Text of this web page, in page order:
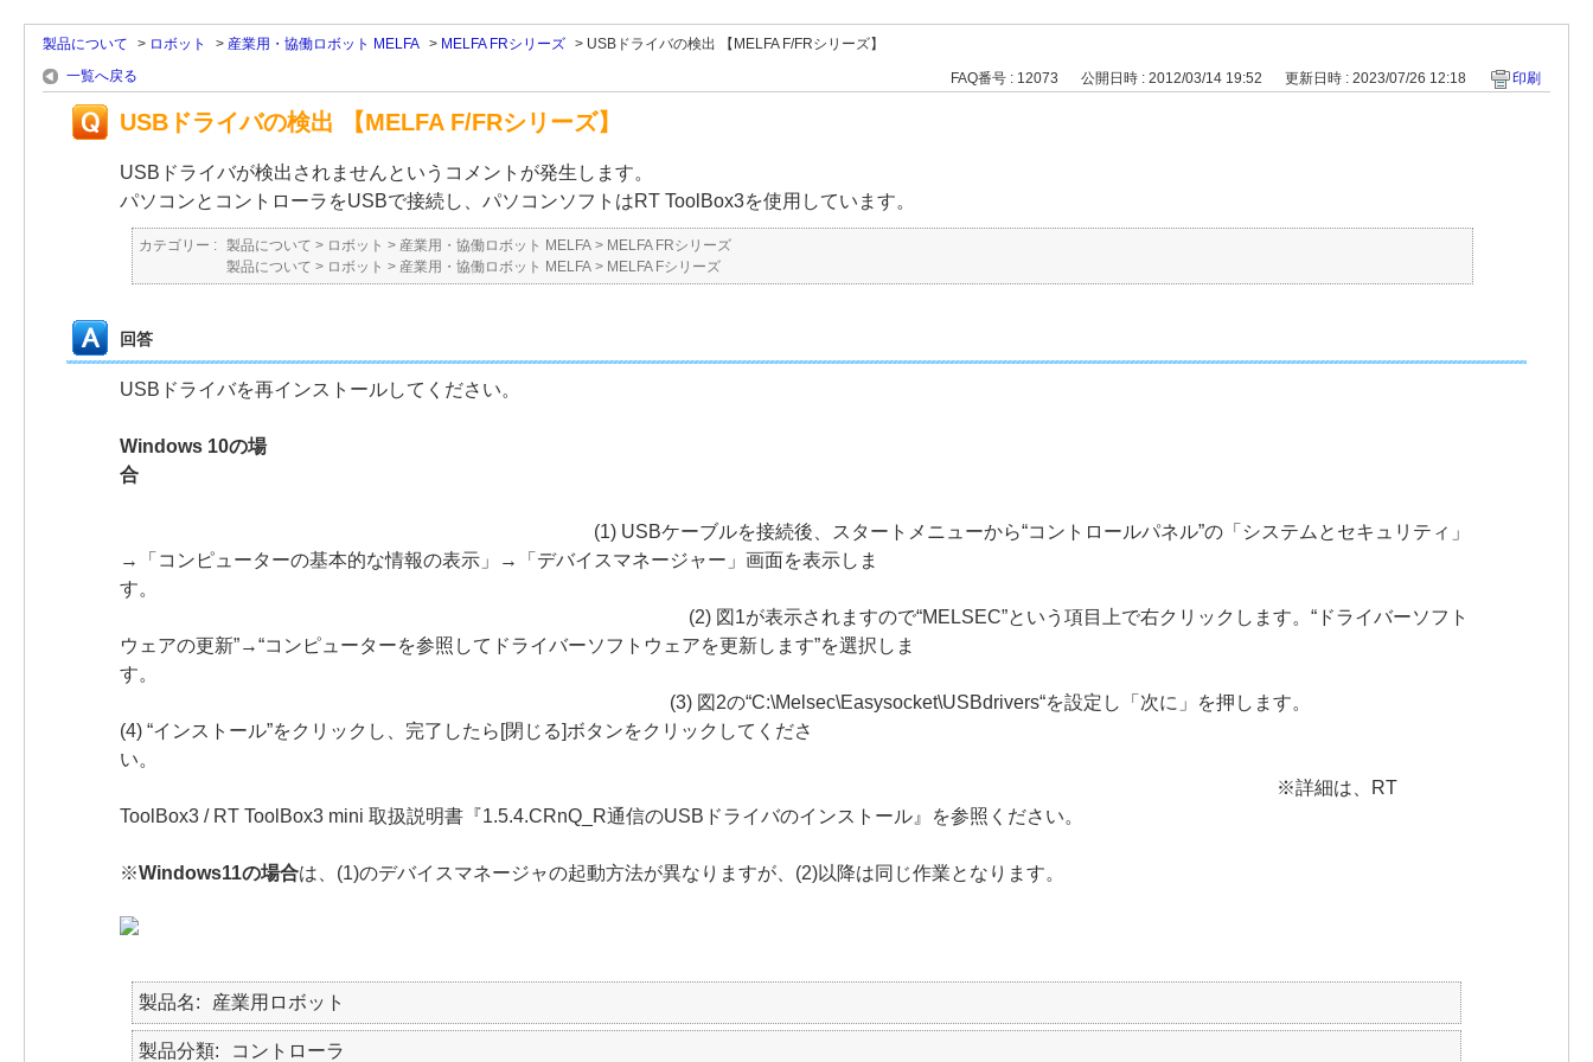
製品について > ロボット > 産業用・協働ロボット MELFA > MELFA FRシリーズ > USBドライバの検出 【MELFA F/FRシリーズ】
一覧へ戻る
FAQ番号 : 12073 公開日時 : 2012/03/14 19:52 更新日時 : 2023/07/26 12:18 印刷
USBドライバの検出 【MELFA F/FRシリーズ】
USBドライバが検出されませんというコメントが発生します。
パソコンとコントローラをUSBで接続し、パソコンソフトはRT ToolBox3を使用しています。
カテゴリー : 製品について > ロボット > 産業用・協働ロボット MELFA > MELFA FRシリーズ
製品について > ロボット > 産業用・協働ロボット MELFA > MELFA Fシリーズ
回答
USBドライバを再インストールしてください。
Windows 10の場
合
(1) USBケーブルを接続後、スタートメニューから“コントロールパネル”の「システムとセキュリティ」
→「コンピューターの基本的な情報の表示」→「デバイスマネージャー」画面を表示しま
す。
(2) 図1が表示されますので“MELSEC”という項目上で右クリックします。“ドライバーソフト
ウェアの更新”→“コンピューターを参照してドライバーソフトウェアを更新します”を選択しま
す。
(3) 図2の“C:\Melsec\Easysocket\USBdrivers“を設定し「次に」を押します。
(4) “インストール”をクリックし、完了したら[閉じる]ボタンをクリックしてくださ
い。
※詳細は、RT
ToolBox3 / RT ToolBox3 mini 取扱説明書『1.5.4.CRnQ_R通信のUSBドライバのインストール』を参照ください。
※Windows11の場合は、(1)のデバイスマネージャの起動方法が異なりますが、(2)以降は同じ作業となります。
製品名 産業用ロボット
製品分類 コントローラ